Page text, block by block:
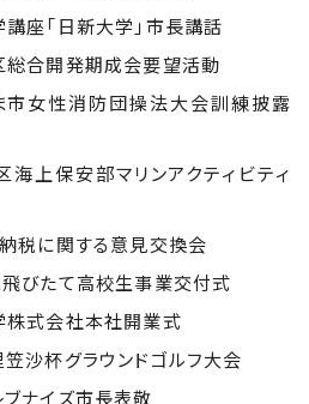
座「日新大学」市長講話
合開発期成会要望活動
女性消防団操法大会訓練披露
上保安部マリンアクティビティ
税に関する意見交換会
びたて高校生事業交付式
式会社本社開業式
沙杯グラウンドゴルフ大会
ナイズ市長表敬